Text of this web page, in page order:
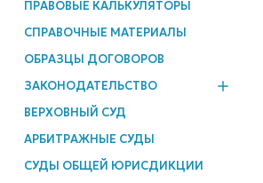
ПРАВОВЫЕ КАЛЬКУЛЯТОРЫ
СПРАВОЧНЫЕ МАТЕРИАЛЫ
ОБРАЗЦЫ ДОГОВОРОВ
ЗАКОНОДАТЕЛЬСТВО
ВЕРХОВНЫЙ СУД
АРБИТРАЖНЫЕ СУДЫ
СУДЫ ОБЩЕЙ ЮРИСДИКЦИИ